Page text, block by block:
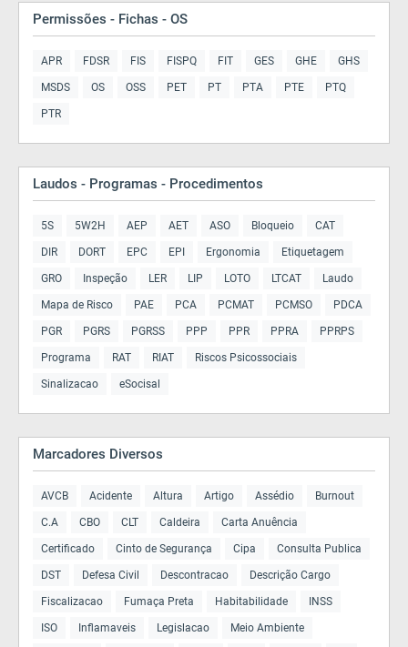
Permissões - Fichas - OS
APR FDSR FIS FISPQ FIT GES GHE GHS
MSDS OS OSS PET PT PTA PTE PTQ
PTR
Laudos - Programas - Procedimentos
5S 5W2H AEP AET ASO Bloqueio CAT
DIR DORT EPC EPI Ergonomia Etiquetagem
GRO Inspeção LER LIP LOTO LTCAT Laudo
Mapa de Risco PAE PCA PCMAT PCMSO PDCA
PGR PGRS PGRSS PPP PPR PPRA PPRPS
Programa RAT RIAT Riscos Psicossociais
Sinalizacao eSocisal
Marcadores Diversos
AVCB Acidente Altura Artigo Assédio Burnout
C.A CBO CLT Caldeira Carta Anuência
Certificado Cinto de Segurança Cipa Consulta Publica
DST Defesa Civil Descontracao Descrição Cargo
Fiscalizacao Fumaça Preta Habitabilidade INSS
ISO Inflamaveis Legislacao Meio Ambiente